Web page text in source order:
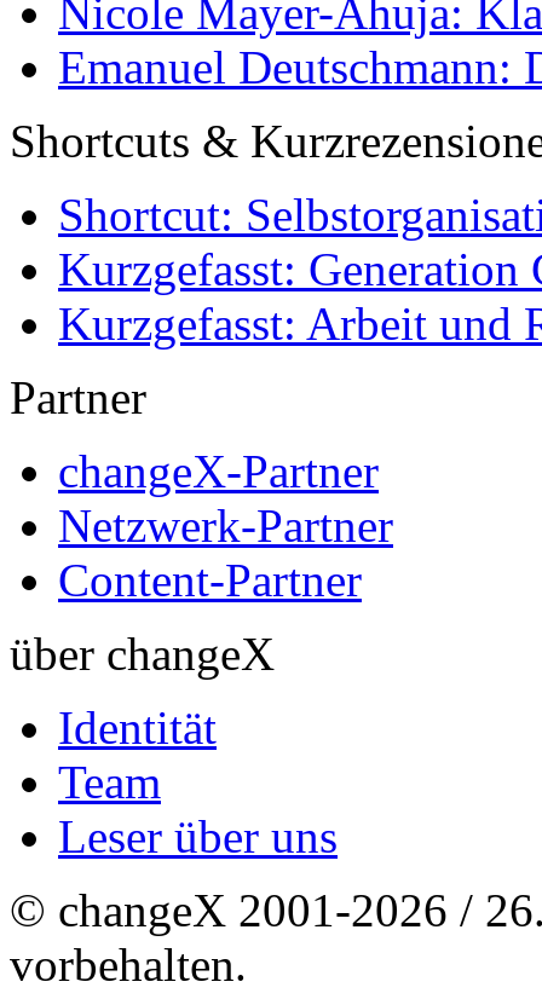
Nicole Mayer-Ahuja:
Emanuel Deutschmann:
Shortcuts &
Shortcut:
Kurzgefasst: Generation
Kurzgefasst: Arbeit und
Partner
changeX-Partner
Netzwerk-Partner
Content-Partner
über changeX
Identität
Team
Leser über uns
© changeX 2001-2026 /
vorbehalten.